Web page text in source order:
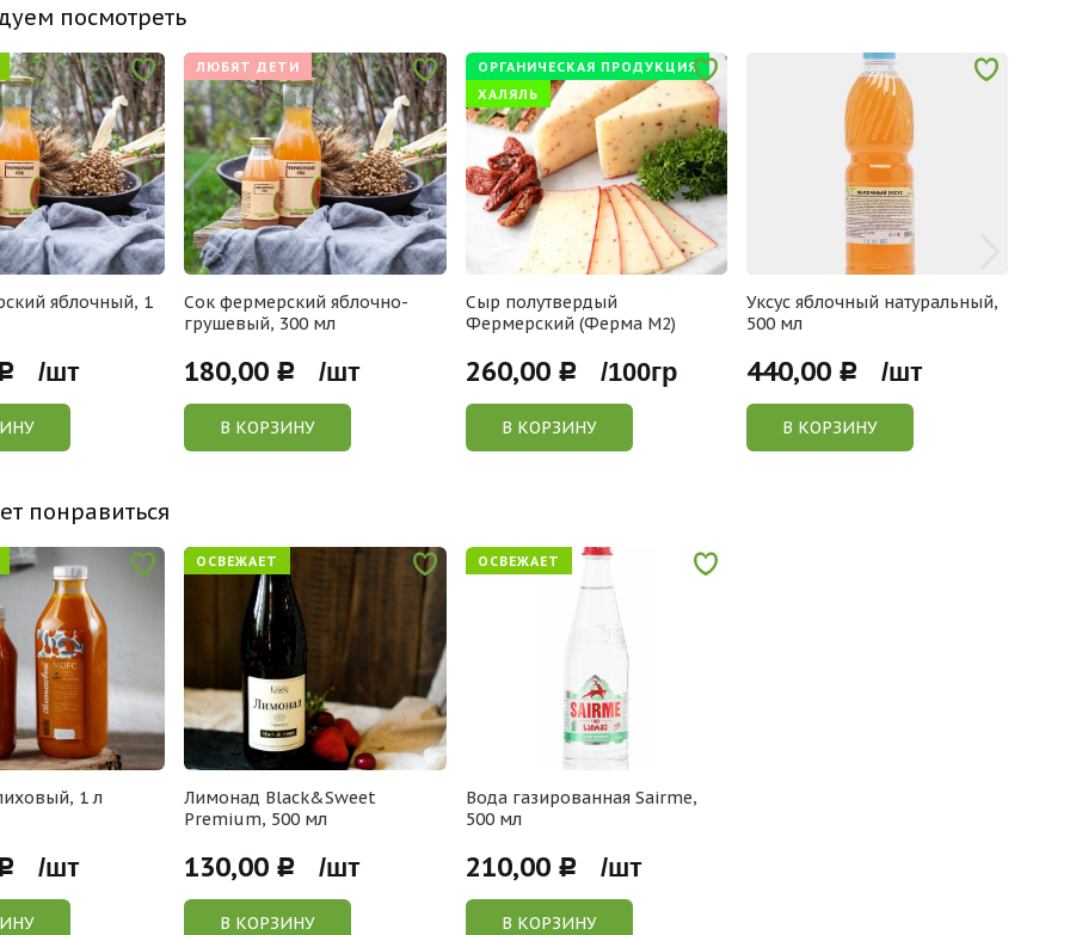
посмотреть
яблочный, 1
/шт
ЛЮБЯТ ДЕТИ
Сок фермерский яблочно-
грушевый, 300 мл
180,00 Р /шт
В КОРЗИНУ
ОРГАНИЧЕСКАЯ ПРОДУКЦИЯ
ХАЛЯЛЬ
Сыр полутвердый
Фермерский (Ферма М2)
260,00 Р /100гр
В КОРЗИНУ
Уксус яблочный натуральный,
500 мл
440,00 Р /шт
В КОРЗИНУ
понравиться
1 л
/шт
ОСВЕЖАЕТ
Лимонад Black&Sweet
Premium, 500 мл
130,00 Р /шт
В КОРЗИНУ
ОСВЕЖАЕТ
Вода газированная Sairme,
500 мл
210,00 Р /шт
В КОРЗИНУ